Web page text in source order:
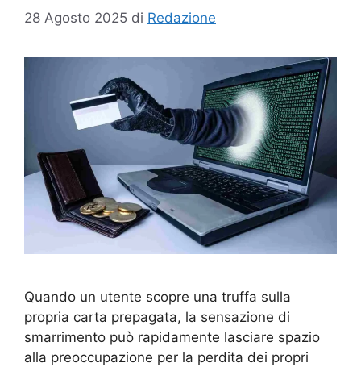
28 Agosto 2025 di Redazione
Quando un utente scopre una truffa sulla
propria carta prepagata, la sensazione di
smarrimento può rapidamente lasciare spazio
alla preoccupazione per la perdita dei propri